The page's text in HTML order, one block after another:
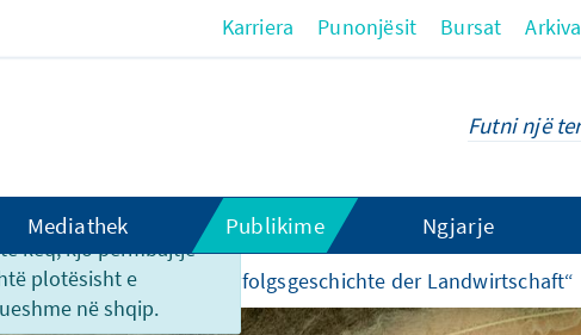
keq, kjo përmbajtje
plotësisht e
në shqip.
Karriera Punonjësit Bursat Arkiva
Mediathek Publikime Ngjarje
Pflanzenzucht ist eine Erfolgsgeschichte der Landwirtschaft“